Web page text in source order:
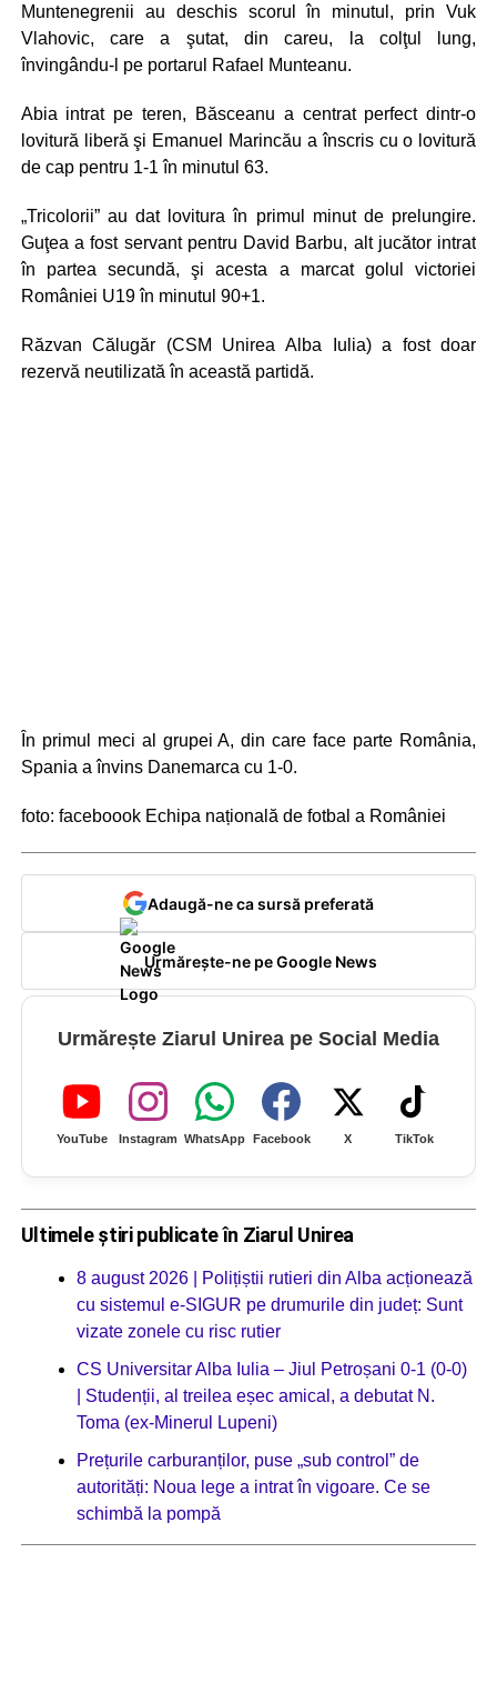
Muntenegrenii au deschis scorul în minutul, prin Vuk
Vlahovic, care a şutat, din careu, la colţul lung,
învingându-l pe portarul Rafael Munteanu.
Abia intrat pe teren, Băsceanu a centrat perfect dintr-o
lovitură liberă şi Emanuel Marincău a înscris cu o lovitură
de cap pentru 1-1 în minutul 63.
„Tricolorii” au dat lovitura în primul minut de prelungire.
Guţea a fost servant pentru David Barbu, alt jucător intrat
în partea secundă, şi acesta a marcat golul victoriei
României U19 în minutul 90+1.
Răzvan Călugăr (CSM Unirea Alba Iulia) a fost doar
rezervă neutilizată în această partidă.
În primul meci al grupei A, din care face parte România,
Spania a învins Danemarca cu 1-0.
foto: faceboook Echipa națională de fotbal a României
Adaugă-ne ca sursă preferată
Urmărește-ne pe Google News
Urmărește Ziarul Unirea pe Social Media
YouTube Instagram WhatsApp Facebook X TikTok
Ultimele știri publicate în Ziarul Unirea
8 august 2026 | Polițiștii rutieri din Alba acționează
cu sistemul e-SIGUR pe drumurile din județ: Sunt
vizate zonele cu risc rutier
CS Universitar Alba Iulia – Jiul Petroșani 0-1 (0-0)
| Studenții, al treilea eșec amical, a debutat N.
Toma (ex-Minerul Lupeni)
Prețurile carburanților, puse „sub control” de
autorități: Noua lege a intrat în vigoare. Ce se
schimbă la pompă